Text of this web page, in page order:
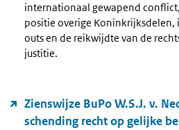
internationaal gewapend
positie overige
outs en de reikwijdte van de
justitie.
Zienswijze BuPo W.S.J. v.
schending recht op gelijke